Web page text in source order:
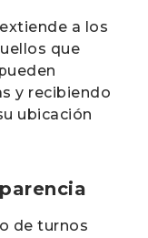
a los
que
y recibiendo
ubicación
de turnos